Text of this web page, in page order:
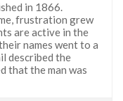
in 1866.
frustration grew
are active in the
names went to a
described the
that the man was